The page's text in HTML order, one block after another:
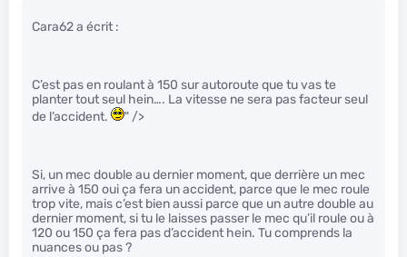
Cara62 a écrit :
C’est pas en roulant à 150 sur autoroute que tu vas te
planter tout seul hein…. La vitesse ne sera pas facteur seul
de l’accident.
" />
Si, un mec double au dernier moment, que derrière un mec
arrive à 150 oui ça fera un accident, parce que le mec roule
trop vite, mais c’est bien aussi parce que un autre double au
dernier moment, si tu le laisses passer le mec qu’il roule ou à
120 ou 150 ça fera pas d’accident hein. Tu comprends la
nuances ou pas ?